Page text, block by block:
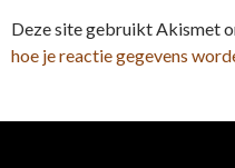
Deze site gebruikt Akismet
hoe je reactie gegevens